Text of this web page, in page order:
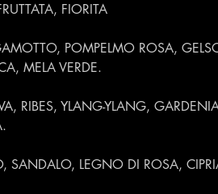
FIORITA
POMPELMO ROSA,
MELA VERDE.
RIBES, YLANG-YLANG,
SANDALO, LEGNO DI ROSA,